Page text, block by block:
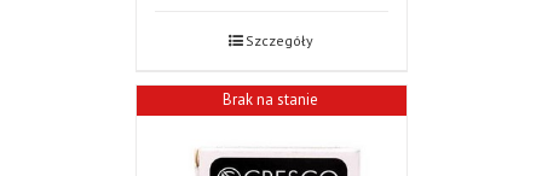
Szczegóły
Brak na stanie